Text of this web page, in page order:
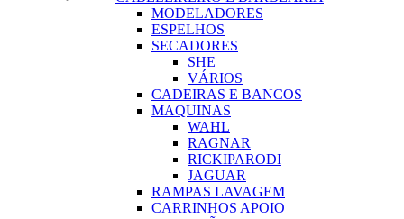
MODELADORES
ESPELHOS
SECADORES
SHE
VÁRIOS
CADEIRAS E BANCOS
MAQUINAS
WAHL
RAGNAR
RICKIPARODI
JAGUAR
RAMPAS LAVAGEM
CARRINHOS APOIO